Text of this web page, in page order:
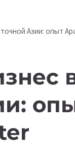
Азии: опыт